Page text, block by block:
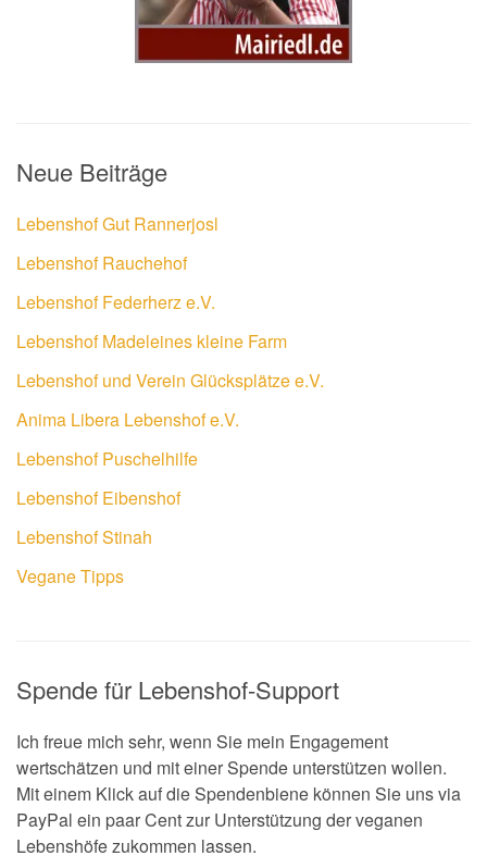
Neue Beiträge
Lebenshof Gut Rannerjosl
Lebenshof Rauchehof
Lebenshof Federherz e.V.
Lebenshof Madeleines kleine Farm
Lebenshof und Verein Glücksplätze e.V.
Anima Libera Lebenshof e.V.
Lebenshof Puschelhilfe
Lebenshof Eibenshof
Lebenshof Stinah
Vegane Tipps
Spende für Lebenshof-Support
Ich freue mich sehr, wenn Sie mein Engagement
wertschätzen und mit einer Spende unterstützen wollen.
Mit einem Klick auf die Spendenbiene können Sie uns via
PayPal ein paar Cent zur Unterstützung der veganen
Lebenshöfe zukommen lassen.